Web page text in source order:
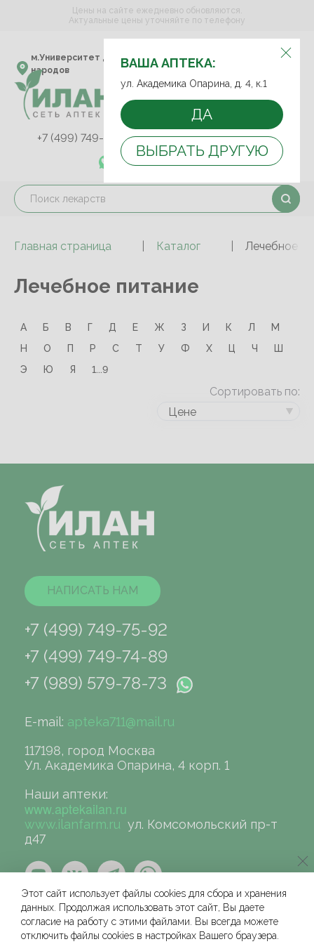
ВЫБЕРИТЕ АПТЕКУ:
м.Университет дружбы
народов
ул. Академика Опарина,
д. 4, к.1
ВАША АПТЕКА:
ул. Академика Опарина, д. 4, к.1
ДА
ВЫБРАТЬ ДРУГУЮ
Цены на сайте ежедневно обновляются.
Актуальные цены уточняйте по телефону
+7 (499) 749-75-92
+7 (499) 749-74-89
+7 (989) 579-78-73
Главная страница Каталог Лечебное
Лечебное питание
А Б В Г Д Е Ж З И К Л
М
Н
О П Р С Т У Ф Х Ц Ч
Ш
Э
Ю Я 1...9
Сортировать по:
Цене
НАПИСАТЬ НАМ
+7 (499) 749-75-92
+7 (499) 749-74-89
+7 (989) 579-78-73
E-mail: apteka711@mail.ru
117198, город Москва
Ул. Академика Опарина, 4 корп. 1
Наши аптеки:
www.aptekailan.ru
www.ilanfarm.ru ул. Комсомольский пр-т
д47
©сеть аптек «ИЛАН», 2004-2026
Этот сайт использует файлы cookies для сбора и хранения
данных. Продолжая использовать этот сайт, Вы даете
согласие на работу с этими файлами. Вы всегда можете
отключить файлы cookies в настройках Вашего браузера.